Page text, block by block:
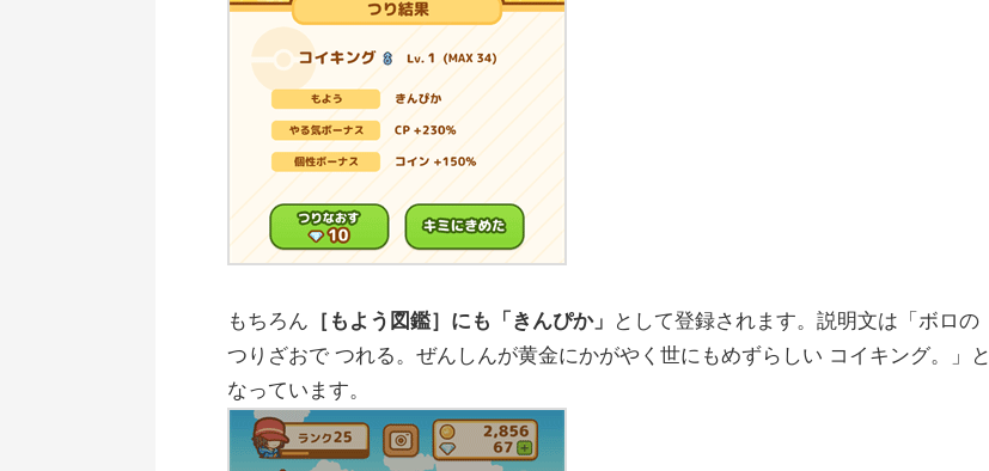
もちろん ［もよう図鑑］にも「きんぴか」
として登録されます。説明文は「ボロの
つりざおで つれる。ぜんしんが黄金にかがやく世にもめずらしい コイキング。」と
なっています。